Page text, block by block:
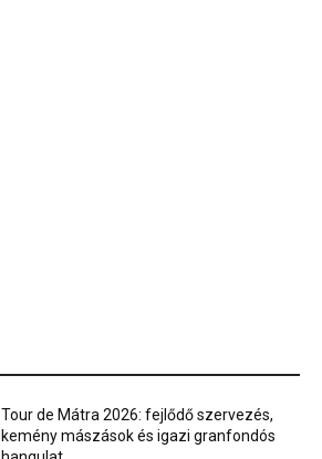
Tour de Mátra 2026: fejlődő szervezés,
kemény mászások és igazi granfondós